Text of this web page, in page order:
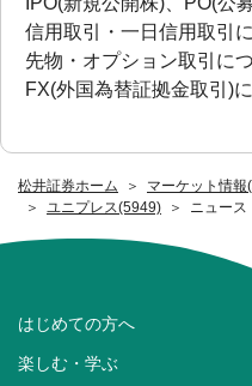
松井証券ホーム
マーケット情
ユニプレス(5949)
ニュース
信用取引・一日信用取引
先物・オプション取引に
FX(外国為替証拠金取引)
はじめての方へ
楽しむ・学ぶ